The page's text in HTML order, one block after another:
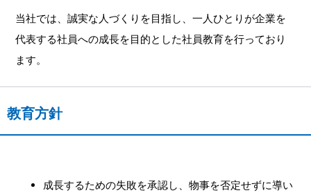
当社では、誠実な人づくりを目指し、一人ひとりが企業を
代表する社員への成⻑を目的とした社員教育を行っており
ます。
教育方針
成⻑するための失敗を承認し、物事を否定せずに導い